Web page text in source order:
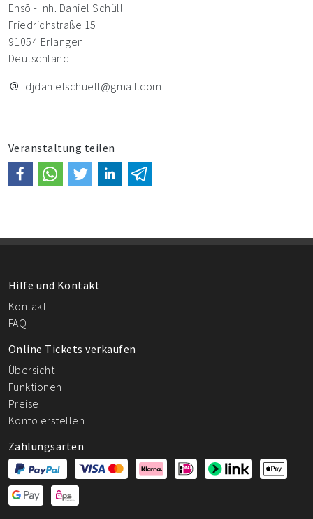
Ensō - Inh. Daniel Schüll
Friedrichstraße 15
91054 Erlangen
Deutschland
djdanielschuell@gmail.com
Veranstaltung teilen
Hilfe und Kontakt
Kontakt
FAQ
Online Tickets verkaufen
Übersicht
Funktionen
Preise
Konto erstellen
Zahlungsarten